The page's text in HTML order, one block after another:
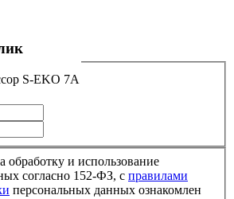
S-EKO 7A
обработку и использование
согласно 152-ФЗ, с правилами
персональных данных ознакомлен